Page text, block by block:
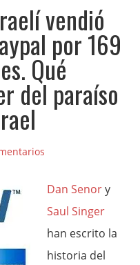
vendió
por 169
Qué
del paraíso
Dan Senory
Saul Singer
han escrito la
historia del